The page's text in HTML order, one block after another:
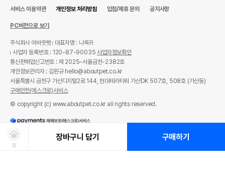
찜
장바구니 담기 구매하기
서비스 이용약관 개인정보 처리방침 입점/제휴 문의 공지사항
PC버전으로 보기
주식회사 어바웃펫
대표자명 : 나옥귀
사업자 등록번호 : 120-87-90035사업자정보확인
통신판매업신고번호 : 제 2025-서울금천-2382호
개인정보관리자 : 김원규 hello@aboutpet.co.kr
서울특별시 금천구 가산디지털2로 144, 현대테라타워 가산DK 507호, 508호 (가산동)
구매안전(에스크로)서비스
© copyright (c) www.aboutpet.co.kr all rights reserved.